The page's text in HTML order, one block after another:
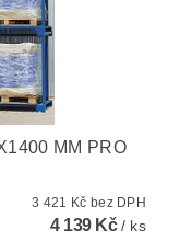
MM PRO
3 421 Kč bez DPH
4 139 Kč/ ks